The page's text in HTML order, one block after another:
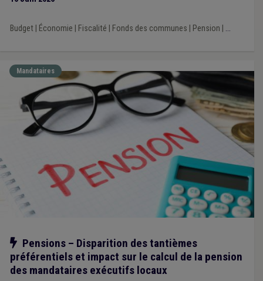
Budget| Économie Fiscalité Fonds des communes Pension ...
Mandataires
Notre action
Pensions – Disparition des tantièmes
préférentiels et impact sur le calcul de la pension
des mandataires exécutifs locaux